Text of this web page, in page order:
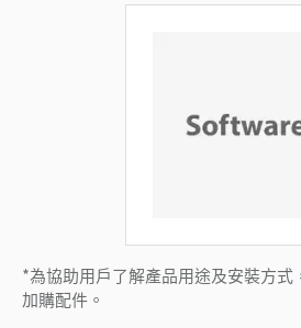
*為協助用戶了解產品用途及安裝方式
加購配件。